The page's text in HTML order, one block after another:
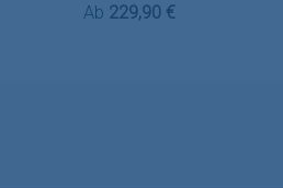
Regulärer Preis:
Ab 229,90 €